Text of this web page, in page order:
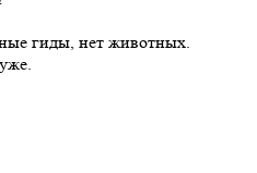
гиды, нет животных.